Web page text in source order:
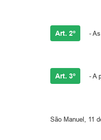
Art. 2º -
Art. 3º - A
São Manuel, 11